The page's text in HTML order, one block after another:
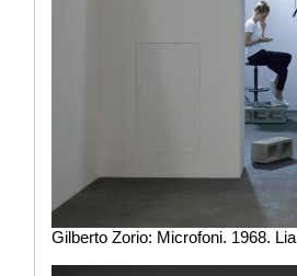
Gilberto Zorio: Microfoni. 1968.